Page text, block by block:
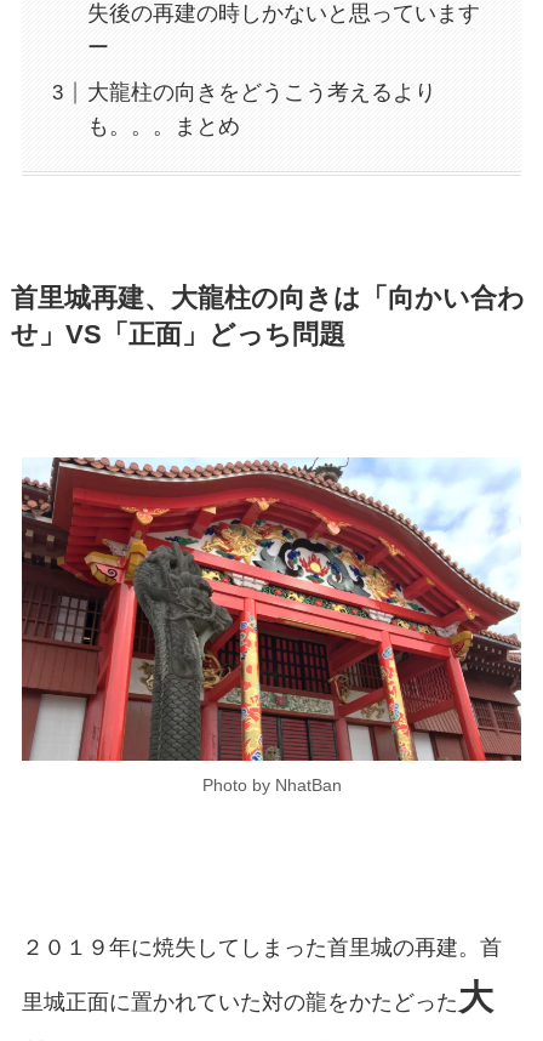
失後の再建の時しかないと思っています
ー
大龍柱の向きをどうこう考えるより
も。。。まとめ
首里城再建、大龍柱の向きは「向かい合わ
せ」VS「正面」どっち問題
Photo by NhatBan
２０１９年に焼失してしまった首里城の再建。首
里城正面に置かれていた対の龍をかたどった 大